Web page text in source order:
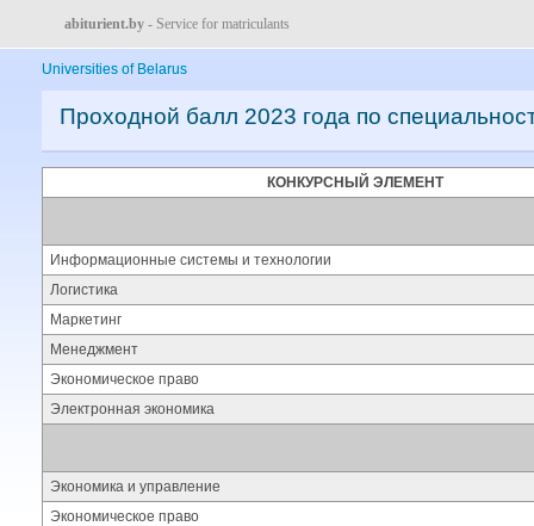
abiturient.by - Service for matriculants
Universities of Belarus
Проходной балл 2023 года по
КОНКУРСНЫЙ ЭЛЕМЕНТ
Информационные системы и технологии
Логистика
Маркетинг
Менеджмент
Экономическое право
Электронная экономика
Экономика и управление
Экономическое право